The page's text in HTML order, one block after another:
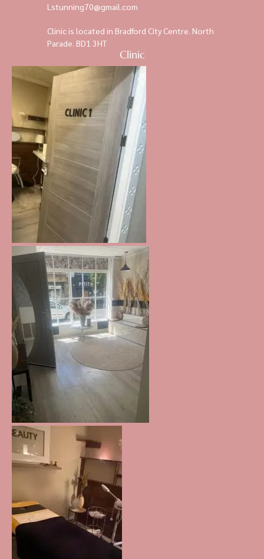
Lstunning70@gmail.com
Clinic is located in Bradford City Centre. North
Parade. BD1 3HT
Clinic